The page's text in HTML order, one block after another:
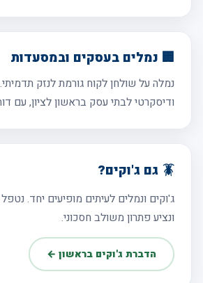
🏢 נמלים בעסקים ובמסעדות
נמלה על שולחן לקוח גורמת לנזק
ודיסקרטי לבתי עסק בראשון לציון, עם
🪳 גם ג'וקים?
ג'וקים ונמלים לעיתים מופיעים יחד.
ונציע פתרון משולב חסכוני.
הדברת ג'וקים בראשון ←